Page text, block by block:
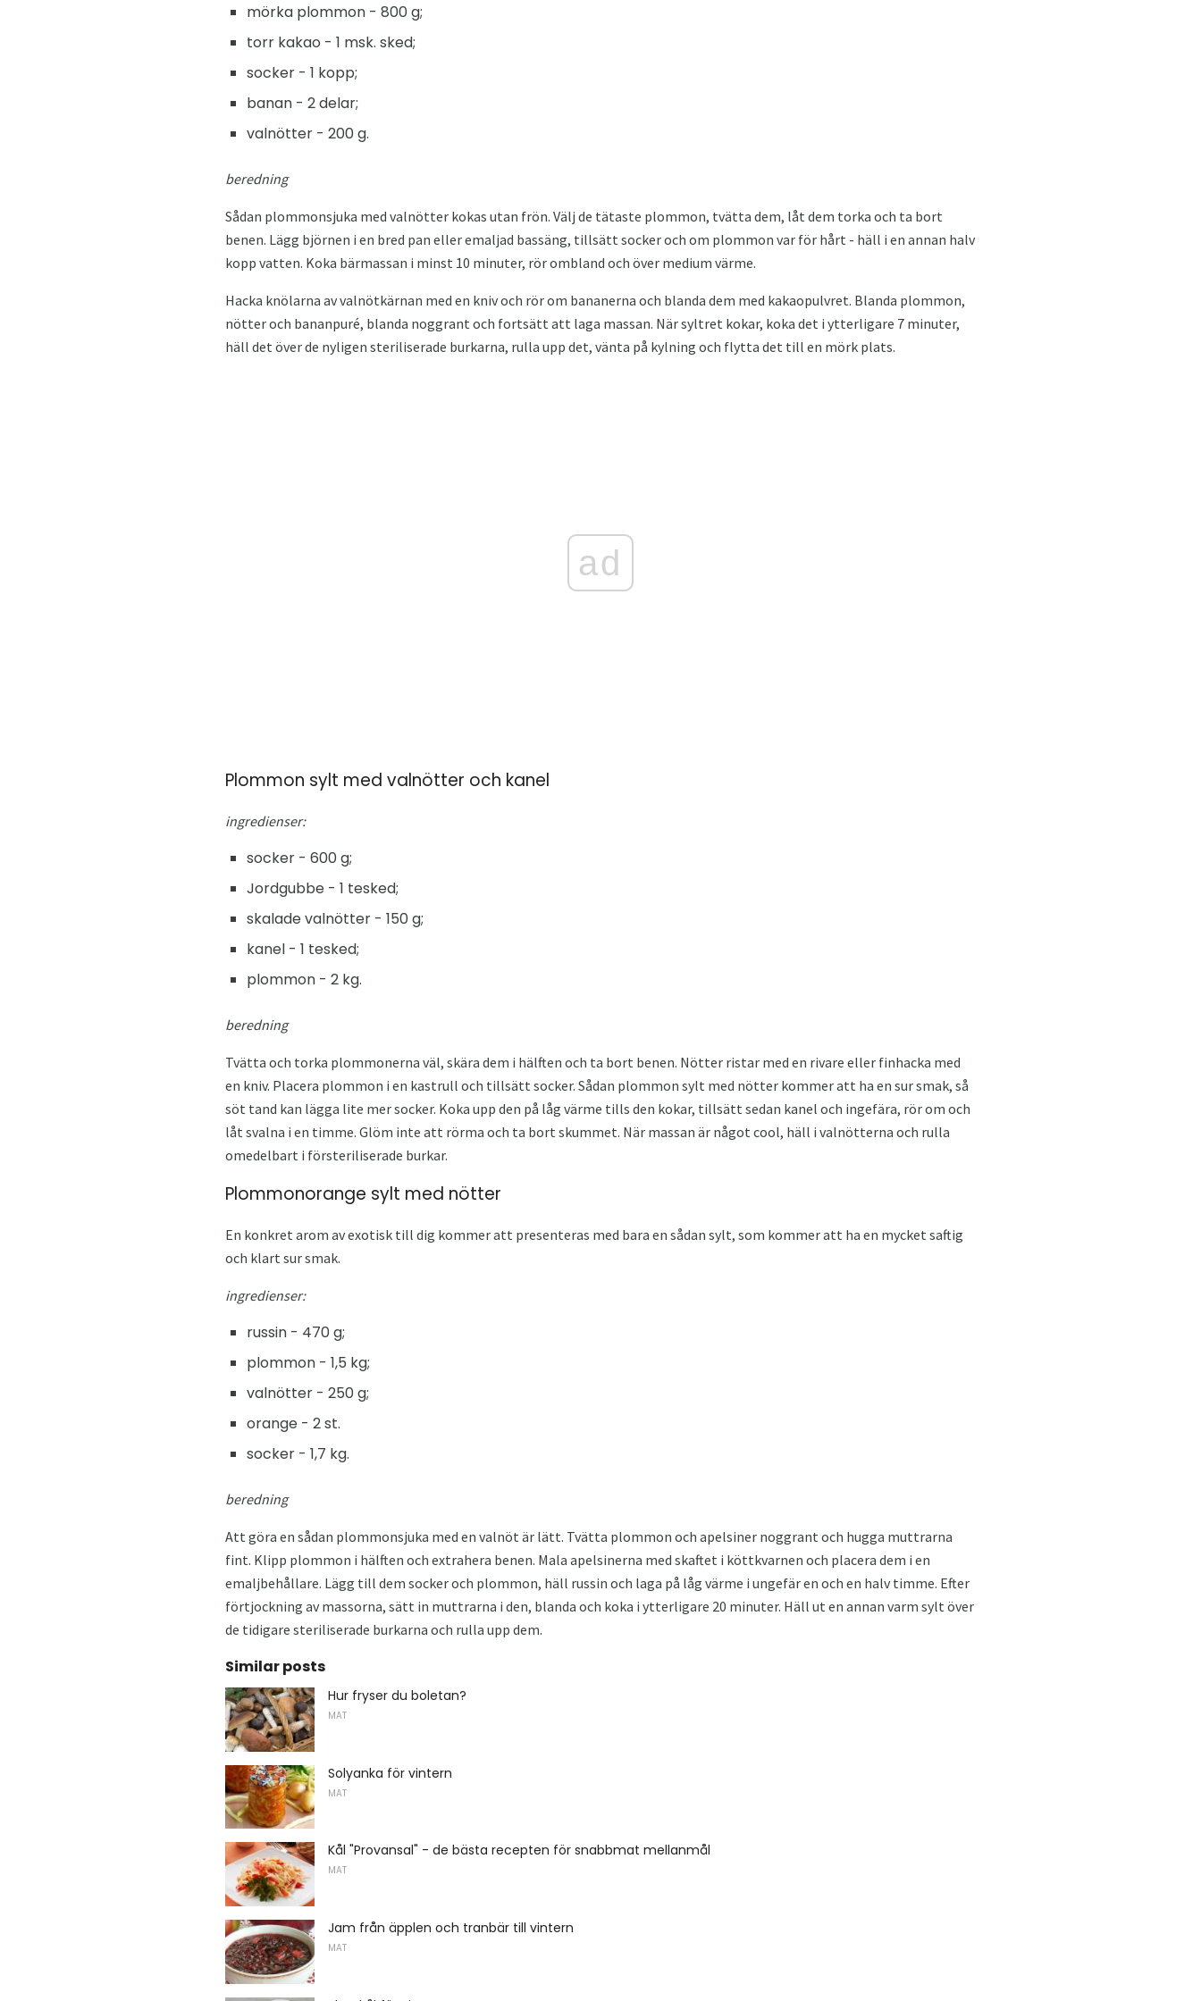
mörka plommon - 800 g;
torr kakao - 1 msk. sked;
socker - 1 kopp;
banan - 2 delar;
valnötter - 200 g.
beredning
Sådan plommonsjuka med valnötter kokas utan frön. Välj de tätaste plommon, tvätta dem, låt dem torka och ta bort
benen. Lägg björnen i en bred pan eller emaljad bassäng, tillsätt socker och om plommon var för hårt - häll i en annan halv
kopp vatten. Koka bärmassan i minst 10 minuter, rör ombland och över medium värme.
Hacka knölarna av valnötkärnan med en kniv och rör om bananerna och blanda dem med kakaopulvret. Blanda plommon,
nötter och bananpuré, blanda noggrant och fortsätt att laga massan. När syltret kokar, koka det i ytterligare 7 minuter,
häll det över de nyligen steriliserade burkarna, rulla upp det, vänta på kylning och flytta det till en mörk plats.
ad
Plommon sylt med valnötter och kanel
ingredienser:
socker - 600 g;
Jordgubbe - 1 tesked;
skalade valnötter - 150 g;
kanel - 1 tesked;
plommon - 2 kg.
beredning
Tvätta och torka plommonerna väl, skära dem i hälften och ta bort benen. Nötter ristar med en rivare eller finhacka med
en kniv. Placera plommon i en kastrull och tillsätt socker. Sådan plommon sylt med nötter kommer att ha en sur smak, så
söt tand kan lägga lite mer socker. Koka upp den på låg värme tills den kokar, tillsätt sedan kanel och ingefära, rör om och
låt svalna i en timme. Glöm inte att rörma och ta bort skummet. När massan är något cool, häll i valnötterna och rulla
omedelbart i försteriliserade burkar.
Plommonorange sylt med nötter
En konkret arom av exotisk till dig kommer att presenteras med bara en sådan sylt, som kommer att ha en mycket saftig
och klart sur smak.
ingredienser:
russin - 470 g;
plommon - 1,5 kg;
valnötter - 250 g;
orange - 2 st.
socker - 1,7 kg.
beredning
Att göra en sådan plommonsjuka med en valnöt är lätt. Tvätta plommon och apelsiner noggrant och hugga muttrarna
fint. Klipp plommon i hälften och extrahera benen. Mala apelsinerna med skaftet i köttkvarnen och placera dem i en
emaljbehållare. Lägg till dem socker och plommon, häll russin och laga på låg värme i ungefär en och en halv timme. Efter
förtjockning av massorna, sätt in muttrarna i den, blanda och koka i ytterligare 20 minuter. Häll ut en annan varm sylt över
de tidigare steriliserade burkarna och rulla upp dem.
Similar posts
Hur fryser du boletan?
MAT
Solyanka för vintern
MAT
Kål "Provansal" - de bästa recepten för snabbmat mellanmål
MAT
Jam från äpplen och tranbär till vintern
MAT